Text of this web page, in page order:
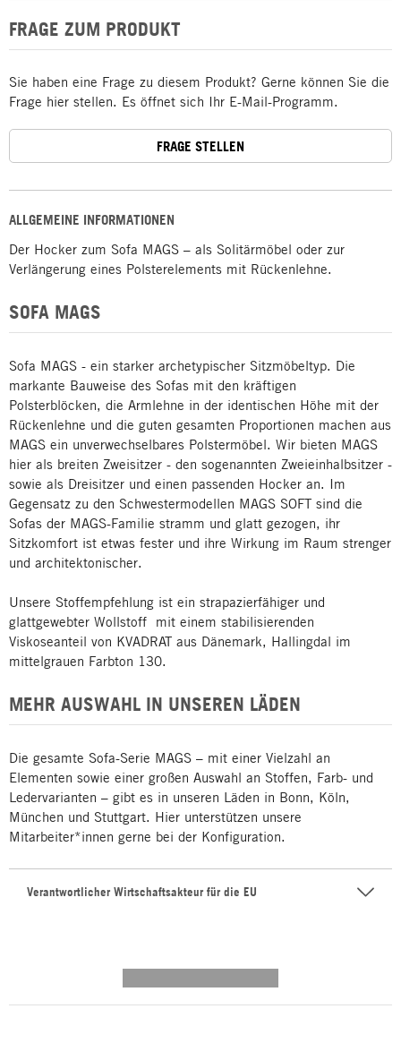
ALLGEMEINE INFORMATIONEN
Der Hocker zum Sofa MAGS – als Solitärmöbel oder zur
Verlängerung eines Polsterelements mit Rückenlehne.
SOFA MAGS
Sofa MAGS - ein starker archetypischer Sitzmöbeltyp. Die
markante Bauweise des Sofas mit den kräftigen
Polsterblöcken, die Armlehne in der identischen Höhe mit der
Rückenlehne und die guten gesamten Proportionen machen aus
MAGS ein unverwechselbares Polstermöbel. Wir bieten MAGS
hier als breiten Zweisitzer - den sogenannten Zweieinhalbsitzer -
sowie als Dreisitzer und einen passenden Hocker an. Im
Gegensatz zu den Schwestermodellen MAGS SOFT sind die
Sofas der MAGS-Familie stramm und glatt gezogen, ihr
Sitzkomfort ist etwas fester und ihre Wirkung im Raum strenger
und architektonischer.
Unsere Stoffempfehlung ist ein strapazierfähiger und
glattgewebter Wollstoff mit einem stabilisierenden
Viskoseanteil von KVADRAT aus Dänemark, Hallingdal im
mittelgrauen Farbton 130.
MEHR AUSWAHL IN UNSEREN LÄDEN
Die gesamte Sofa-Serie MAGS – mit einer Vielzahl an
Elementen sowie einer großen Auswahl an Stoffen, Farb- und
Ledervarianten – gibt es in unseren Läden in Bonn, Köln,
München und Stuttgart. Hier unterstützen unsere
Mitarbeiter*innen gerne bei der Konfiguration.
Verantwortlicher Wirtschaftsakteur für die EU
FRAGE ZUM PRODUKT
Sie haben eine Frage zu diesem Produkt? Gerne können Sie die
Frage hier stellen. Es öffnet sich Ihr E-Mail-Programm.
FRAGE STELLEN